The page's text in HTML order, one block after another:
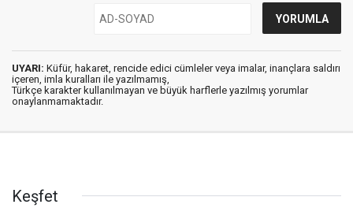
UYARI: Küfür, hakaret, rencide edici cümleler veya imalar, inançlara saldırı
içeren, imla kuralları ile yazılmamış,
Türkçe karakter kullanılmayan ve büyük harflerle yazılmış yorumlar
onaylanmamaktadır.
Keşfet